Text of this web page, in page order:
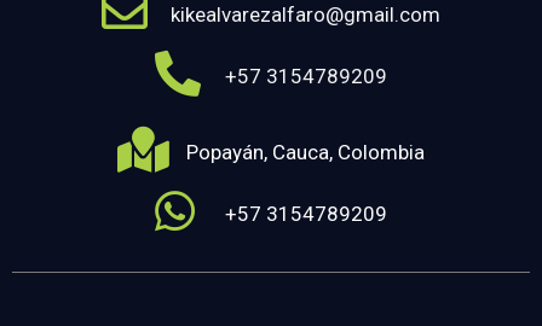
kikealvarezalfaro@gmail.com
+57 3154789209
Popayán, Cauca, Colombia
+57 3154789209